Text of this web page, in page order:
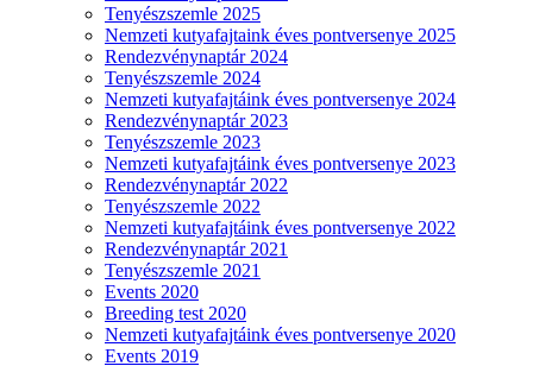
Tenyészszemle 2025
Nemzeti kutyafajtaink éves pontversenye 2025
Rendezvénynaptár 2024
Tenyészszemle 2024
Nemzeti kutyafajtáink éves pontversenye 2024
Rendezvénynaptár 2023
Tenyészszemle 2023
Nemzeti kutyafajtáink éves pontversenye 2023
Rendezvénynaptár 2022
Tenyészszemle 2022
Nemzeti kutyafajtáink éves pontversenye 2022
Rendezvénynaptár 2021
Tenyészszemle 2021
Events 2020
Breeding test 2020
Nemzeti kutyafajtáink éves pontversenye 2020
Events 2019